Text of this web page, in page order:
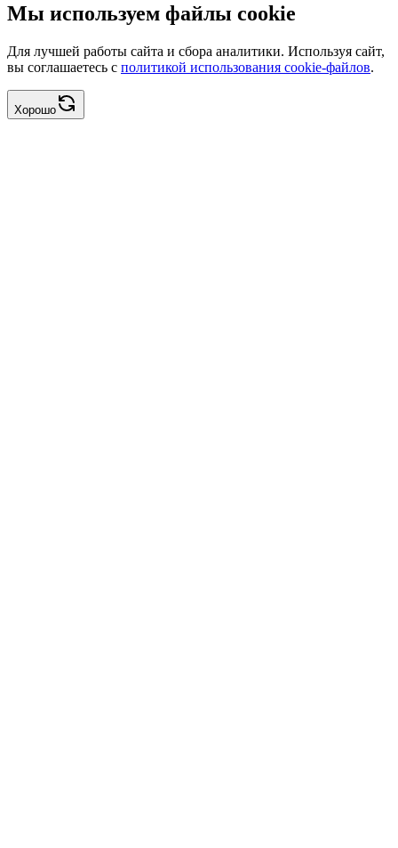
Мы используем файлы cookie
Для лучшей работы сайта и сбора аналитики. Используя сайт,
вы соглашаетесь с политикой использования cookie-файлов.
Хорошо